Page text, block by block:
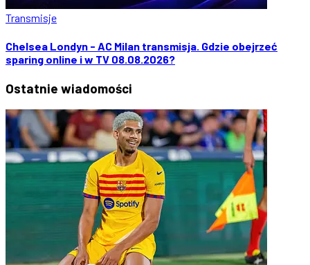
Transmisje
Chelsea Londyn - AC Milan transmisja. Gdzie obejrzeć
sparing online i w TV 08.08.2026?
Ostatnie wiadomości